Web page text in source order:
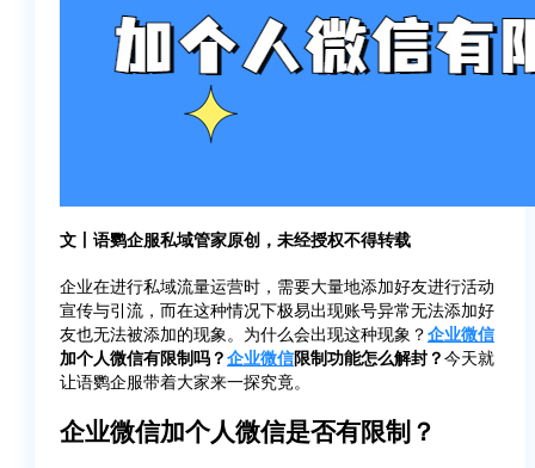
文丨语鹦企服私域管家原创，未经授权不得转载
企业在进行私域流量运营时，需要大量地添加好友进行活动
宣传与引流，而在这种情况下极易出现账号异常无法添加好
友也无法被添加的现象。为什么会出现这种现象？企业微信
加个人微信有限制吗？企业微信限制功能怎么解封？今天就
让语鹦企服带着大家来一探究竟。
企业微信加个人微信是否有限制？